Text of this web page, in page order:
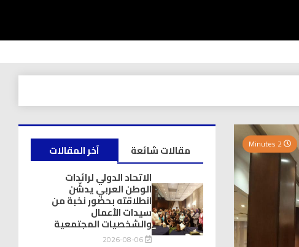
آخر المقالات
مقالات شائعة
الاتحاد الدولي لرائدات
الوطن العربي يدشّن
انطلاقته بحضور نخبة من
سيدات الأعمال
والشخصيات المجتمعية
2026-08-06